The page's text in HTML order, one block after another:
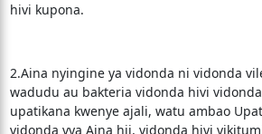
hivi kupona.
2.Aina nyingine ya vidonda ni vidonda
wadudu au bakteria vidonda hivi
upatikana kwenye ajali, watu ambao
vidonda vya Aina hii, vidonda hivi